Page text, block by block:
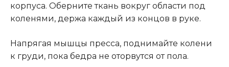
корпуса. Оберните ткань вокруг области под
коленями, держа каждый из концов в руке.
Напрягая мышцы пресса, поднимайте колени
к груди, пока бедра не оторвутся от пола.